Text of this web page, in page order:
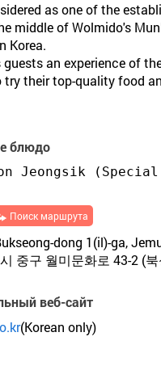
as one of the
middle of Wolmido's
Korea.
guests an experience of
try their top-quality food
блюдо
Jeongsik
Поиск маршрута
dong 1(il)-ga,
중구 월미문화로 43-2 (
веб-сайт
(Korean only)